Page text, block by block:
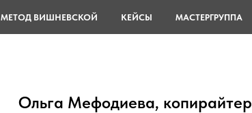
МЕТОД ВИШНЕВСКОЙ КЕЙСЫ МАСТЕРГРУППА
Ольга Мефодиева, копирайтер